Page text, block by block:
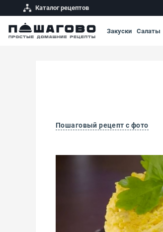
Каталог рецептов
Закуски Салаты
Пошаговый рецепт с фото
Салат Мимоза с консервами